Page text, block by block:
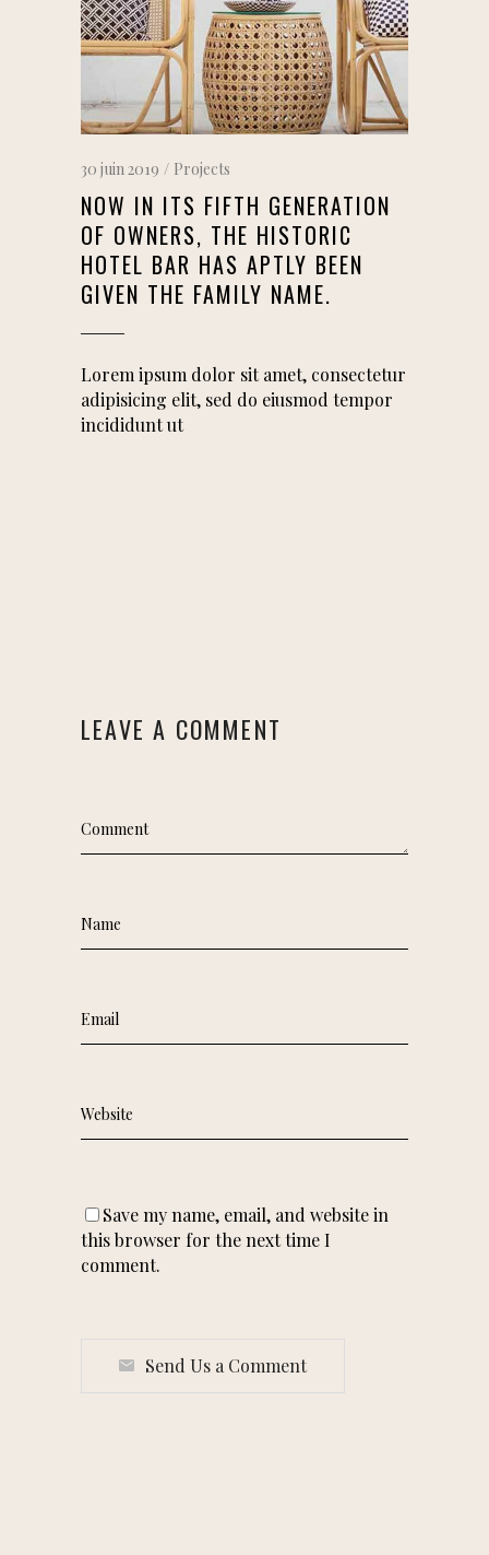
30 juin 2019 Projects
NOW IN ITS FIFTH GENERATION
OF OWNERS, THE HISTORIC
HOTEL BAR HAS APTLY BEEN
GIVEN THE FAMILY NAME.
Lorem ipsum dolor sit amet, consectetur
adipisicing elit, sed do eiusmod tempor
incididunt ut
LEAVE A COMMENT
Save my name, email, and website in
this browser for the next time I
comment.
Send Us a Comment